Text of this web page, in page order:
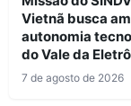
Vietnã busca
autonomia
do Vale da
7 de agosto de 2026